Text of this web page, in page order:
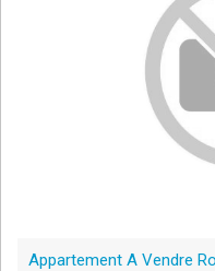
Appartement A Vendre